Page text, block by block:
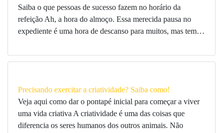
Saiba o que pessoas de sucesso fazem no horário da
refeição Ah, a hora do almoço. Essa merecida pausa no
expediente é uma hora de descanso para muitos, mas tem…
Precisando exercitar a criatividade? Saiba como!
Veja aqui como dar o pontapé inicial para começar a viver
uma vida criativa A criatividade é uma das coisas que
diferencia os seres humanos dos outros animais. Não